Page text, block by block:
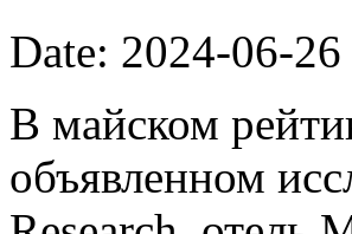
Date: 2024-06-26
В майском
объявленном